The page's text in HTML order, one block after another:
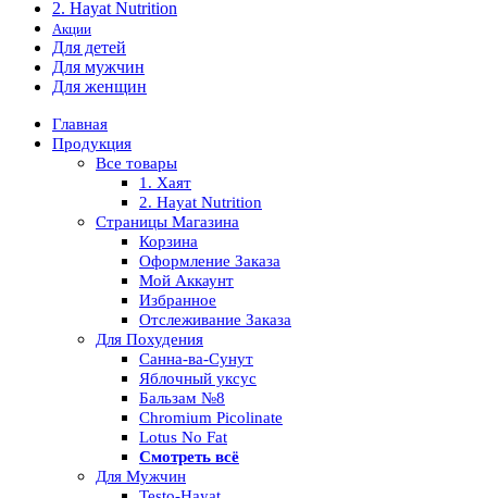
2. Hayat Nutrition
Акции
Для детей
Для мужчин
Для женщин
Главная
Продукция
Все товары
1. Хаят
2. Hayat Nutrition
Страницы Магазина
Корзина
Оформление Заказа
Мой Аккаунт
Избранное
Отслеживание Заказа
Для Похудения
Санна-ва-Сунут
Яблочный уксус
Бальзам №8
Chromium Picolinate
Lotus No Fat
Смотреть всё
Для Мужчин